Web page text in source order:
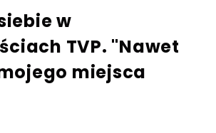
w
TVP. "Nawet
miejsca